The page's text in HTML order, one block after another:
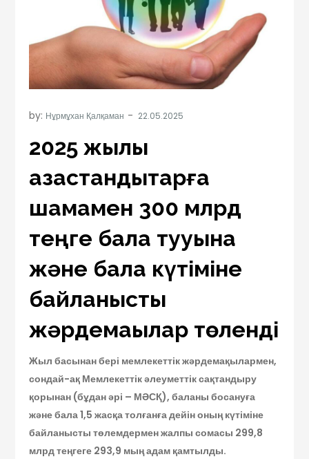
by: Нұрмұхан Қалқаман
2025 жылы
қазақстандықтарға
шамамен 300 млрд
теңге бала тууына
және бала күтіміне
байланысты
жәрдемақылар төленді
Жыл басынан бері мемлекеттік жәрдемақылармен,
сондай-ақ Мемлекеттік әлеуметтік сақтандыру
қорынан (бұдан әрі – МӘСҚ), баланы босануға
және бала 1,5 жасқа толғанға дейін оның күтіміне
байланысты төлемдермен жалпы сомасы 299,8
млрд теңгеге 293,9 мың адам қамтылды.